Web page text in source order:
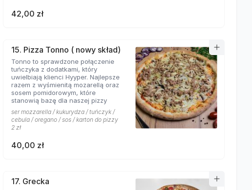
42,00 zł
15. Pizza Tonno ( nowy skład)
Tonno to sprawdzone połączenie
tuńczyka z dodatkami, który
uwielbiają klienci Hyyper. Najlepsze
razem z wyśmienitą mozarellą oraz
sosem pomidorowym, które
stanowią bazę dla naszej pizzy
ser mozzarella / kukurydza / tuńczyk /
cebula / oregano / sos / karton do pizzy
2 zł
40,00 zł
17. Grecka